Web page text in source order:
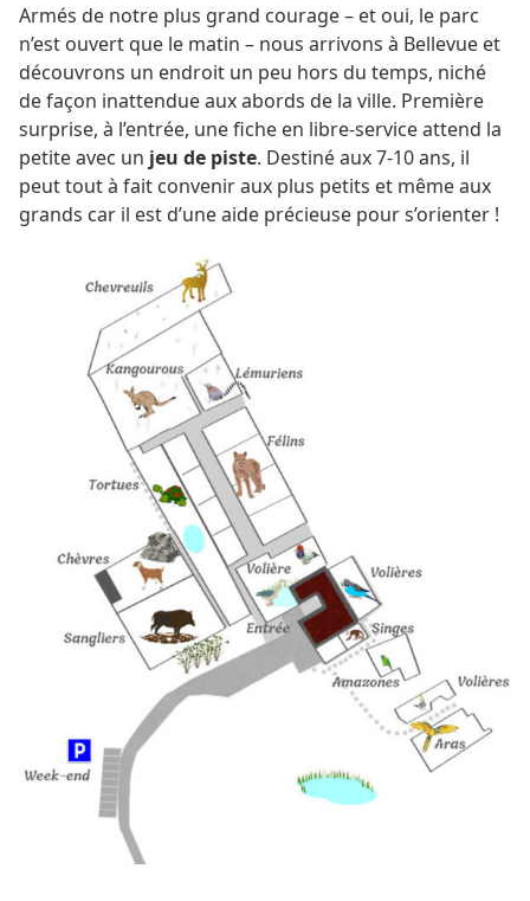
Armés de notre plus grand courage – et oui, le parc
n’est ouvert que le matin – nous arrivons à Bellevue et
découvrons un endroit un peu hors du temps, niché
de façon inattendue aux abords de la ville. Première
surprise, à l’entrée, une fiche en libre-service attend la
petite avec un jeu de piste. Destiné aux 7-10 ans, il
peut tout à fait convenir aux plus petits et même aux
grands car il est d’une aide précieuse pour s’orienter !